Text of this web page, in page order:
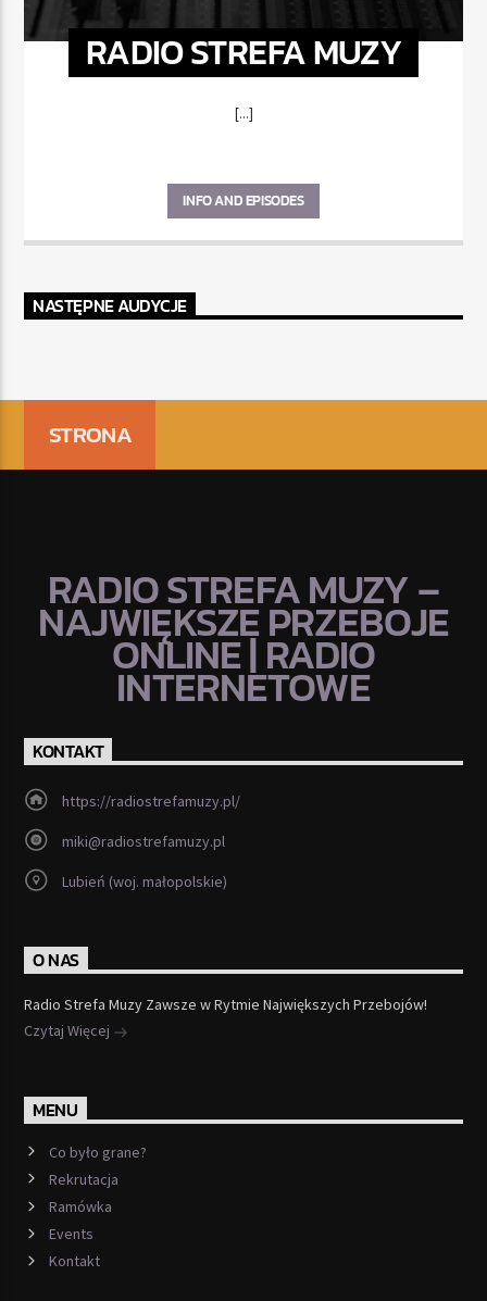
RADIO STREFA MUZY
[...]
INFO AND EPISODES
NASTĘPNE AUDYCJE
STRONA
RADIO STREFA MUZY –
NAJWIĘKSZE PRZEBOJE
ONLINE | RADIO
INTERNETOWE
KONTAKT
https://radiostrefamuzy.pl/
miki@radiostrefamuzy.pl
Lubień (woj. małopolskie)
O NAS
Radio Strefa Muzy Zawsze w Rytmie Największych Przebojów!
Czytaj Więcej
MENU
Co było grane?
Rekrutacja
Ramówka
Events
Kontakt